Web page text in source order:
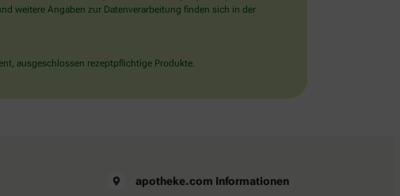
weitere Angaben zur Datenverarbeitung finden sich in der
ausgeschlossen rezeptpflichtige Produkte.
apotheke.com Informationen